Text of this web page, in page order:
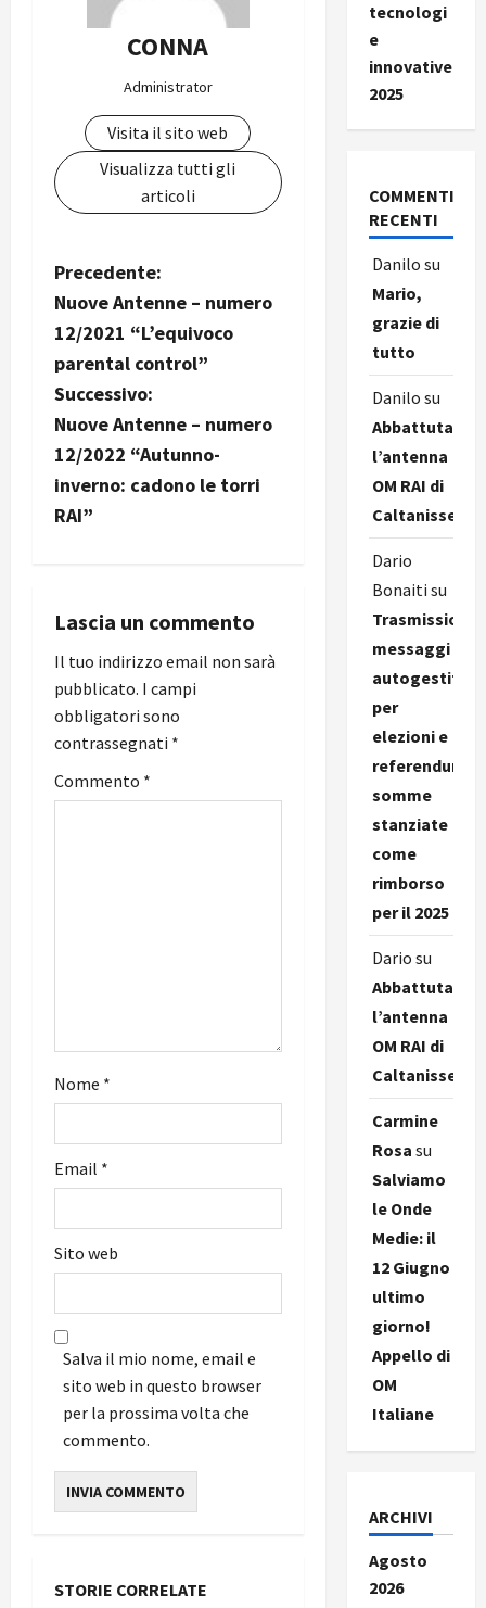
CONNA
Administrator
Visita il sito web
Visualizza tutti gli
articoli
N
a
v
i
g
a
o
n
e
a
l
o
Precedente:
Nuove Antenne – numero
12/2021 “L’equivoco
parental control”
Successivo:
Nuove Antenne – numero
12/2022 “Autunno-
inverno: cadono le torri
RAI”
Lascia un commento
Il tuo indirizzo email non sarà
pubblicato. I campi
obbligatori sono
contrassegnati *
Commento *
Nome *
Email *
Sito web
Salva il mio nome, email e
sito web in questo browser
per la prossima volta che
commento.
STORIE CORRELATE
tecnologi
e
innovative
2025
COMMENTI
RECENTI
Danilo su
Mario,
grazie di
tutto
Danilo su
Abbattuta
l’antenna
OM RAI di
Caltanissetta
Dario
Bonaiti su
Trasmissione
messaggi
autogestiti
per
elezioni e
referendum,
somme
stanziate
come
rimborso
per il 2025
Dario su
Abbattuta
l’antenna
OM RAI di
Caltanissetta
Carmine
Rosa su
Salviamo
le Onde
Medie: il
12 Giugno
ultimo
giorno!
Appello di
OM
Italiane
ARCHIVI
Agosto
2026